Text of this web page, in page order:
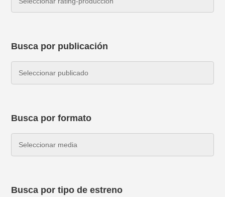
Busca por publicación
Busca por formato
Busca por tipo de estreno